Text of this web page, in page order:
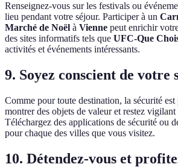
Renseignez-vous sur les festivals ou
lieu pendant votre séjour. Participer à un
Marché de Noël à Vienne peut enrichir
des sites informatifs tels que UFC-Que
activités et événements intéressants.
9. Soyez conscient de votre
Comme pour toute destination, la sécurité
montrer des objets de valeur et restez
Téléchargez des applications de sécurité ou
pour chaque des villes que vous visitez.
10. Détendez-vous et